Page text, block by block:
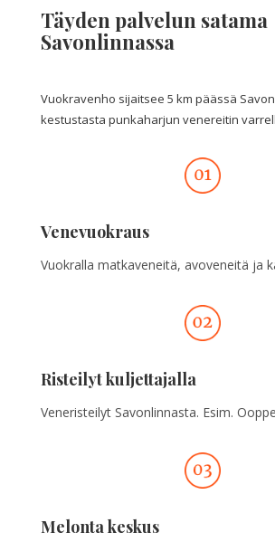
Täyden palvelun satama
Savonlinnassa
Vuokravenho sijaitsee 5 km päässä
kestustasta punkaharjun venereitin
Venevuokraus
Vuokralla matkaveneitä, avoveneitä ja
Risteilyt kuljettajalla
Veneristeilyt Savonlinnasta. Esim.
Melonta keskus